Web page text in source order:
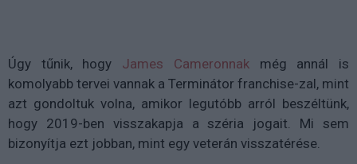
Úgy tűnik, hogy James Cameronnakmég annál is
komolyabb tervei vannak a Terminátor franchise-zal, mint
azt gondoltuk volna, amikor legutóbb arról beszéltünk,
hogy 2019-ben visszakapja a széria jogait. Mi sem
bizonyítja ezt jobban, mint egy veterán visszatérése.